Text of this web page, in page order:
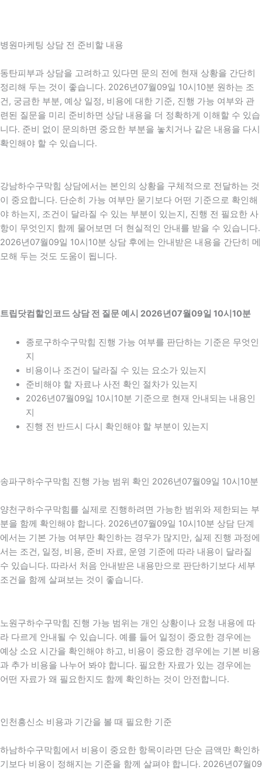
병원마케팅 상담 전 준비할 내용
동탄피부과 상담을 고려하고 있다면 문의 전에 현재 상황을 간단히
정리해 두는 것이 좋습니다. 2026년07월09일 10시10분 원하는 조
건, 궁금한 부분, 예상 일정, 비용에 대한 기준, 진행 가능 여부와 관
련된 질문을 미리 준비하면 상담 내용을 더 정확하게 이해할 수 있습
니다. 준비 없이 문의하면 중요한 부분을 놓치거나 같은 내용을 다시
확인해야 할 수 있습니다.
강남하수구막힘 상담에서는 본인의 상황을 구체적으로 전달하는 것
이 중요합니다. 단순히 가능 여부만 묻기보다 어떤 기준으로 확인해
야 하는지, 조건이 달라질 수 있는 부분이 있는지, 진행 전 필요한 사
항이 무엇인지 함께 물어보면 더 현실적인 안내를 받을 수 있습니다.
2026년07월09일 10시10분 상담 후에는 안내받은 내용을 간단히 메
모해 두는 것도 도움이 됩니다.
트립닷컴할인코드 상담 전 질문 예시 2026년07월09일 10시10분
종로구하수구막힘 진행 가능 여부를 판단하는 기준은 무엇인
지
비용이나 조건이 달라질 수 있는 요소가 있는지
준비해야 할 자료나 사전 확인 절차가 있는지
2026년07월09일 10시10분 기준으로 현재 안내되는 내용인
지
진행 전 반드시 다시 확인해야 할 부분이 있는지
송파구하수구막힘 진행 가능 범위 확인 2026년07월09일 10시10분
양천구하수구막힘를 실제로 진행하려면 가능한 범위와 제한되는 부
분을 함께 확인해야 합니다. 2026년07월09일 10시10분 상담 단계
에서는 기본 가능 여부만 확인하는 경우가 많지만, 실제 진행 과정에
서는 조건, 일정, 비용, 준비 자료, 운영 기준에 따라 내용이 달라질
수 있습니다. 따라서 처음 안내받은 내용만으로 판단하기보다 세부
조건을 함께 살펴보는 것이 좋습니다.
노원구하수구막힘 진행 가능 범위는 개인 상황이나 요청 내용에 따
라 다르게 안내될 수 있습니다. 예를 들어 일정이 중요한 경우에는
예상 소요 시간을 확인해야 하고, 비용이 중요한 경우에는 기본 비용
과 추가 비용을 나누어 봐야 합니다. 필요한 자료가 있는 경우에는
어떤 자료가 왜 필요한지도 함께 확인하는 것이 안전합니다.
인천흥신소 비용과 기간을 볼 때 필요한 기준
하남하수구막힘에서 비용이 중요한 항목이라면 단순 금액만 확인하
기보다 비용이 정해지는 기준을 함께 살펴야 합니다. 2026년07월09